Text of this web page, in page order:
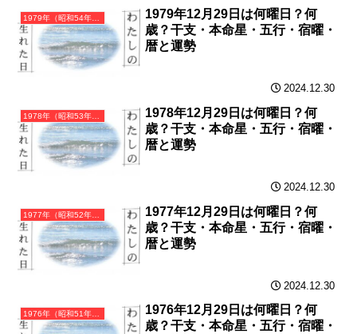
1979年（昭和54年）己未（つちのとひつじ）・未年（ひつじ年）カレンダー（月曜はじまり）
1979年12月29日は何曜日？何
歳？干支・本命星・五行・宿曜・
暦と運勢
2024.12.30
1978年（昭和53年）戊午（つちのえうま）・午年（うま年）カレンダー（月曜はじまり）
1978年12月29日は何曜日？何
歳？干支・本命星・五行・宿曜・
暦と運勢
2024.12.30
1977年（昭和52年）丁巳（ひのとみ）・巳年（へび年）カレンダー（月曜はじまり）
1977年12月29日は何曜日？何
歳？干支・本命星・五行・宿曜・
暦と運勢
2024.12.30
1976年（昭和51年）丙辰（ひのえたつ）・辰年（たつ年）カレンダー（月曜はじまり）
1976年12月29日は何曜日？何
歳？干支・本命星・五行・宿曜・